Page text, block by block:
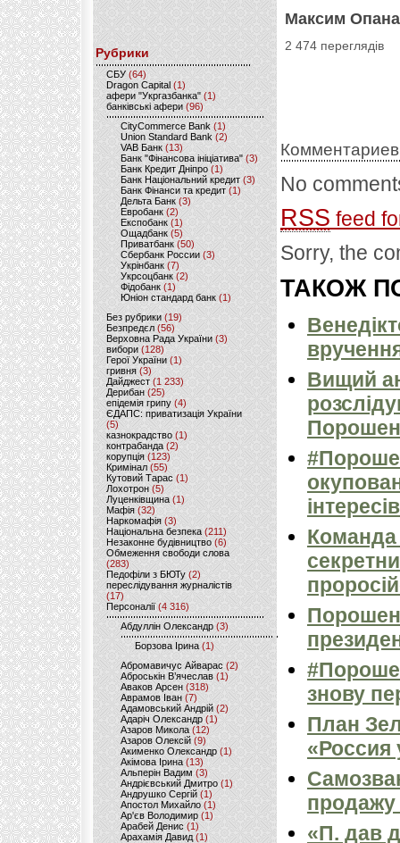
Рубрики
CБУ (64)
Dragon Capital (1)
афери "Укргазбанка" (1)
банківські афери (96)
CityCommerce Bank (1)
Union Standard Bank (2)
VAB Банк (13)
Банк "Фінансова ініціатива" (3)
Банк Кредит Дніпро (1)
Банк Національний кредит (3)
Банк Фінанси та кредит (1)
Дельта Банк (3)
Евробанк(2)
Експобанк (1)
Ощадбанк(5)
Приватбанк (50)
Сбербанк России (3)
Укрінбанк(7)
Укрсоцбанк (2)
Фідобанк (1)
Юніон стандард банк(1)
Без рубрики (19)
Безпредєл(56)
Верховна Рада України (3)
вибори(128)
Герої України(1)
гривня (3)
Дайджест (1 233)
Дерибан (25)
епідемія грипу (4)
ЄДАПС: приватизація України
(5)
казнокрадство (1)
контрабанда (2)
корупція (123)
Кримінал (55)
Кутовий Тарас (1)
Лохотрон(5)
Луценківщина (1)
Мафія (32)
Наркомафія (3)
Національна безпека (211)
Незаконне будівництво(6)
Обмеження свободи слова
(283)
Педофіли з БЮТу (2)
переслідування журналістів
(17)
Персоналії (4 316)
Абдуллін Олександр (3)
Борзова Ірина(1)
Абромавичус Айварас (2)
Аброськін В’ячеслав(1)
Аваков Арсен (318)
Аврамов Іван (7)
Адамовський Андрій(2)
Адаріч Олександр (1)
Азаров Микола (12)
Азаров Олексій (9)
Акименко Олександр(1)
Акімова Ірина(13)
Альперін Вадим (3)
Андрієвський Дмитро(1)
Андрушко Сергій(1)
Апостол Михайло(1)
Ар'єв Володимир (1)
Арабей Денис(1)
Арахамія Давид (1)
Максим
2 474 переглядів
No
RSS feed
Sorry, the
ТАКОЖ
Вищий
інтересів
Команда
знову
План
продажу
«П. дав